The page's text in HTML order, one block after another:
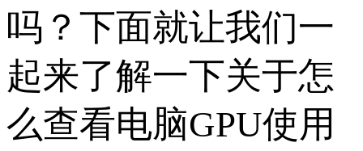
吗？下面就让我们一
起来了解一下关于怎
么查看电脑GPU使用